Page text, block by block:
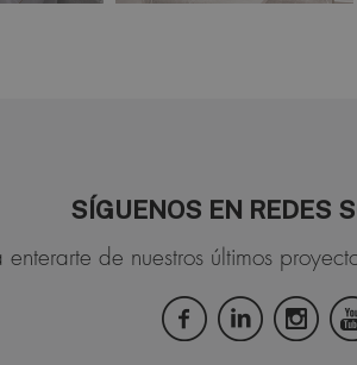
SÍGUENOS EN REDES
de nuestros últimos